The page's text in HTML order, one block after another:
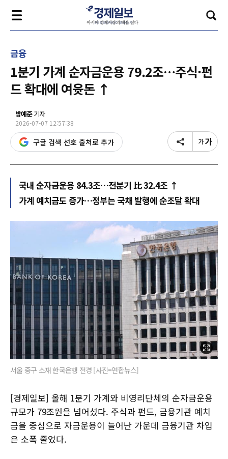
금융
1분기 가계 순자금운용 79.2조…주식·펀
드 확대에 여윳돈 ↑
방예준기자
2026-07-07 12:57:38
구글 검색 선호 출처로 추가
국내 순자금운용 84.3조…전분기 比 32.4조 ↑
가계 예치금도 증가…정부는 국채 발행에 순조달 확대
서울 중구 소재 한국은행 전경 [사진=연합뉴스]
[경제일보] 올해 1분기 가계와 비영리단체의 순자금운용
규모가 79조원을 넘어섰다. 주식과 펀드, 금융기관 예치
금을 중심으로 자금운용이 늘어난 가운데 금융기관 차입
은 소폭 줄었다.